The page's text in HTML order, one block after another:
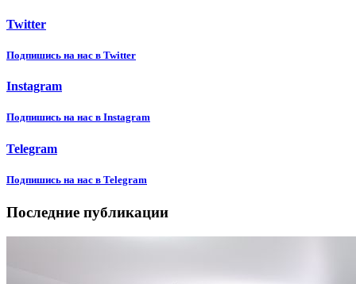
Twitter
Подпишиcь на нас в Twitter
Instagram
Подпишиcь на нас в Instagram
Telegram
Подпишиcь на нас в Telegram
Последние публикации